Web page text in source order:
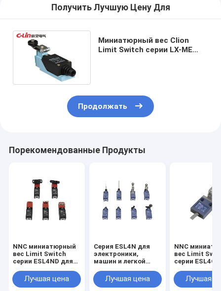
Получить Лучшую Цену Для
Миниатюрный вес Clion
Limit Switch серии LX-ME
Продолжать
Порекомендованные Продукты
NNC миниатюрный
вес Limit Switch
серии ESL4ND для
машин и легкой
промышленности
Лучшая цена
Серия ESL4N для
электроники,
машин и легкой
Лучшая цена
NNC
вес Limit
серии ESL4C
машин и
Лучшая